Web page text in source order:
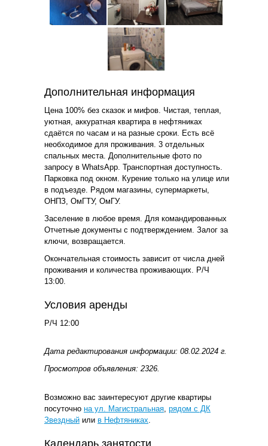
Дополнительная информация
Цена 100% без сказок и мифов. Чистая, теплая,
уютная, аккуратная квартира в нефтяниках
сдаётся по часам и на разные сроки. Есть всё
необходимое для проживания. 3 отдельных
спальных места. Дополнительные фото по
запросу в WhatsApp. Транспортная доступность.
Парковка под окном. Курение только на улице или
в подъезде. Рядом магазины, супермаркеты,
ОНПЗ, ОмГТУ, ОмГУ.
Заселение в любое время. Для командированных
Отчетные документы с подтверждением. Залог за
ключи, возвращается.
Окончательная стоимость зависит от числа дней
проживания и количества проживающих. Р/Ч
13:00.
Условия аренды
Р/Ч 12:00
Дата редактирования информации: 08.02.2024 г.
Просмотров объявления: 2326.
Возможно вас заинтересуют другие квартиры
посуточно на ул. Магистральная рядом с ДК
Звездный или в Нефтяниках
Календарь занятости